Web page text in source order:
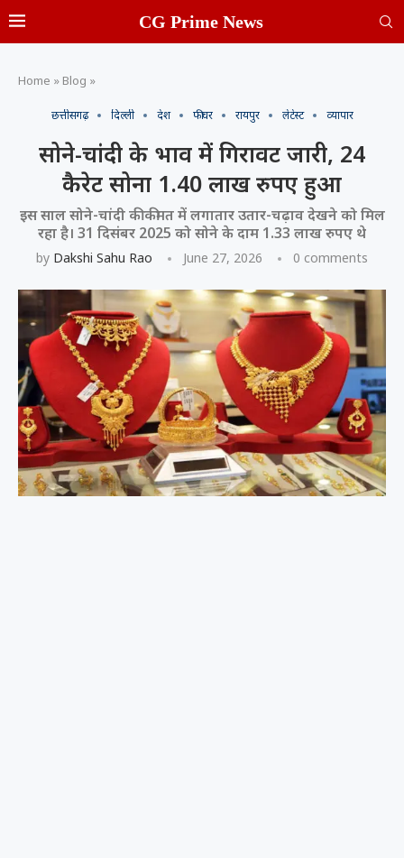
CG Prime News
Home » Blog »
छत्तीसगढ़ दिल्ली देश फीचर रायपुर लेटेस्ट व्यापार
सोने-चांदी के भाव में गिरावट जारी, 24
कैरेट सोना 1.40 लाख रुपए हुआ
इस साल सोने-चांदी की कीमत में लगातार उतार-चढ़ाव देखने को मिल
रहा है। 31 दिसंबर 2025 को सोने के दाम 1.33 लाख रुपए थे
by Dakshi Sahu Rao June 27, 2026 0 comments